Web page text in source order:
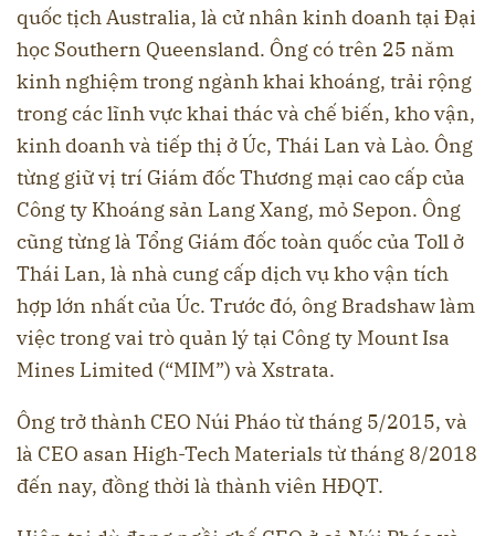
quốc tịch Australia, là cử nhân kinh doanh tại Đại
học Southern Queensland. Ông có trên 25 năm
kinh nghiệm trong ngành khai khoáng, trải rộng
trong các lĩnh vực khai thác và chế biến, kho vận,
kinh doanh và tiếp thị ở Úc, Thái Lan và Lào. Ông
từng giữ vị trí Giám đốc Thương mại cao cấp của
Công ty Khoáng sản Lang Xang, mỏ Sepon. Ông
cũng từng là Tổng Giám đốc toàn quốc của Toll ở
Thái Lan, là nhà cung cấp dịch vụ kho vận tích
hợp lớn nhất của Úc. Trước đó, ông Bradshaw làm
việc trong vai trò quản lý tại Công ty Mount Isa
Mines Limited (“MIM”) và Xstrata.
Ông trở thành CEO Núi Pháo từ tháng 5/2015, và
là CEO asan High-Tech Materials từ tháng 8/2018
đến nay, đồng thời là thành viên HĐQT.